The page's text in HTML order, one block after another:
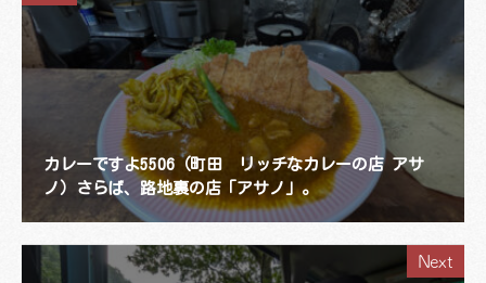
カレーですよ5506（町田 リッチなカレーの店 アサ
ノ）さらば、路地裏の店「アサノ」。
Next